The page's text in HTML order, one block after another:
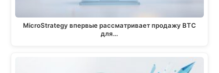
MicroStrategy впервые рассматривает продажу BTC
для…